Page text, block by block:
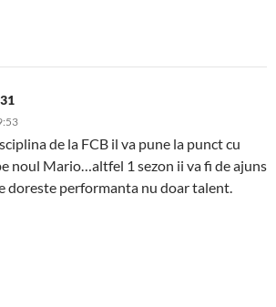
de la FCB il va pune la punct cu
noul Mario…altfel 1 sezon ii va fi de ajuns
doreste performanta nu doar talent.